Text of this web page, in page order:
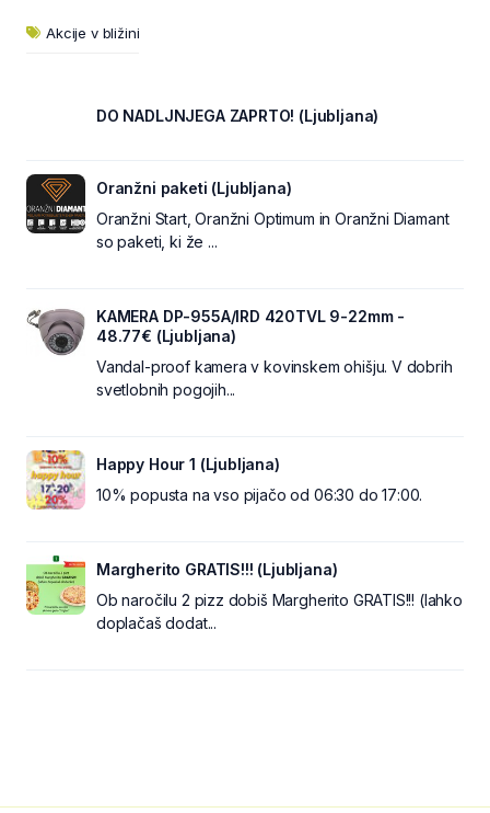
Akcije v bližini
DO NADLJNJEGA ZAPRTO! (Ljubljana)
Oranžni paketi (Ljubljana)
Oranžni Start, Oranžni Optimum in Oranžni Diamant
so paketi, ki že ...
KAMERA DP-955A/IRD 420TVL 9-22mm -
48.77€ (Ljubljana)
Vandal-proof kamera v kovinskem ohišju. V dobrih
svetlobnih pogojih...
Happy Hour 1 (Ljubljana)
10% popusta na vso pijačo od 06:30 do 17:00.
Margherito GRATIS!!! (Ljubljana)
Ob naročilu 2 pizz dobiš Margherito GRATIS!!! (lahko
doplačaš dodat...